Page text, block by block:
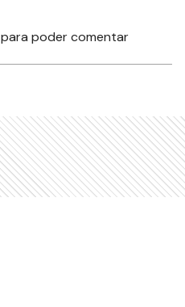
para poder comentar